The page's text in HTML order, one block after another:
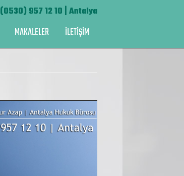
(0530) 957 12 10 | Antalya
MAKALELER İLETİŞİM